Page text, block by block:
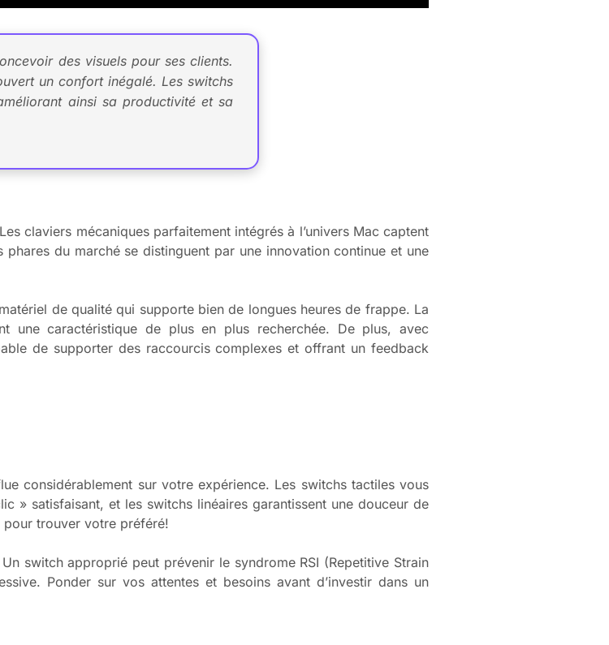
des visuels pour ses clients.
un confort inégalé. Les switchs
ainsi sa productivité et sa
claviers mécaniques parfaitement intégrés à l’univers Mac captent
du marché se distinguent par une innovation continue et une
de qualité qui supporte bien de longues heures de frappe. La
une caractéristique de plus en plus recherchée. De plus, avec
de supporter des raccourcis complexes et offrant un feedback
considérablement sur votre expérience. Les switchs tactiles vous
» satisfaisant, et les switchs linéaires garantissent une douceur de
trouver votre préféré!
switch approprié peut prévenir le syndrome RSI (Repetitive Strain
Ponder sur vos attentes et besoins avant d’investir dans un